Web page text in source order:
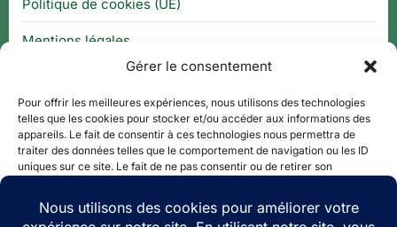
Gérer le consentement
Pour offrir les meilleures expériences, nous utilisons des technologies
telles que les cookies pour stocker et/ou accéder aux informations des
appareils. Le fait de consentir à ces technologies nous permettra de
traiter des données telles que le comportement de navigation ou les ID
uniques sur ce site. Le fait de ne pas consentir ou de retirer son
Politique de cookies (UE)
Mentions légales
Thématique